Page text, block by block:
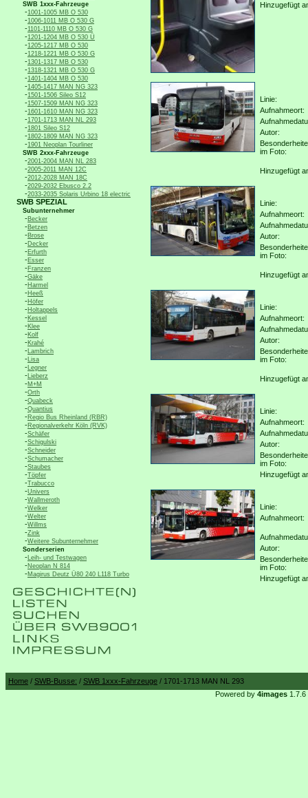
SWB 1xxx-Fahrzeuge
-1001-1005 MB O 530
-1006-1011 MB O 530 G
-1101-1110 MB O 530 G
-1201-1204 MB O 530 Ü
-1205-1217 MB O 530
-1218-1221 MB O 530 G
-1301-1317 MB O 530
-1318-1321 MB O 530 G
-1401-1404 MB O 530
-1405-1417 MAN NG 323
-1501-1506 Sileo S12
-1507-1509 MAN NG 323
-1601-1610 MAN NG 323
-1701-1713 MAN NL 293
-1801 Sileo S12
-1802-1809 MAN NG 323
-1901 Neoplan Tourliner
SWB 2xxx-Fahrzeuge
-2001-2004 MAN NL 283
-2005-2011 MAN 12C
-2012-2028 MAN 18C
-2029-2032 Ebusco 2.2
-2033-2035 Solaris Urbino 18 electric
SWB SPEZIAL
Subunternehmer
-Becker
-Betzen
-Brose
-Decker
-Erfurth
-Esser
-Franzen
-Gäke
-Harmel
-Heeß
-Höfer
-Holtappels
-Kessel
-Klee
-Kolf
-Krahé
-Lambrich
-Lisa
-Legner
-Lieberz
-M+M
-Orth
-Quabeck
-Quantius
-Regio Bus Rheinland (RBR)
-Regionalverkehr Köln (RVK)
-Schäfer
-Schigulski
-Schneider
-Schumacher
-Staubes
-Töpfer
-Trabucco
-Univers
-Wallmeroth
-Welker
-Welter
-Willms
-Zink
-Weitere Subunternehmer
Sonderserien
-Leih- und Testwagen
-Neoplan N 814
-Magirus Deutz Ü80 240 L118 Turbo
Hinzugefügt
Linie:
Aufnahmeort:
Autor:
im Foto:
Hinzugefügt
Linie:
Aufnahmeort:
Autor:
im Foto:
Hinzugefügt
Linie:
Aufnahmeort:
Autor:
im Foto:
Hinzugefügt
Linie:
Aufnahmeort:
Autor:
im Foto:
Hinzugefügt
Linie:
Aufnahmeort:
Autor:
im Foto:
Hinzugefügt
Home / SWB-Busse: / SWB 1xxx-Fahrzeuge / 1701-1713 MAN NL 293
Powered by 4images1.7.6